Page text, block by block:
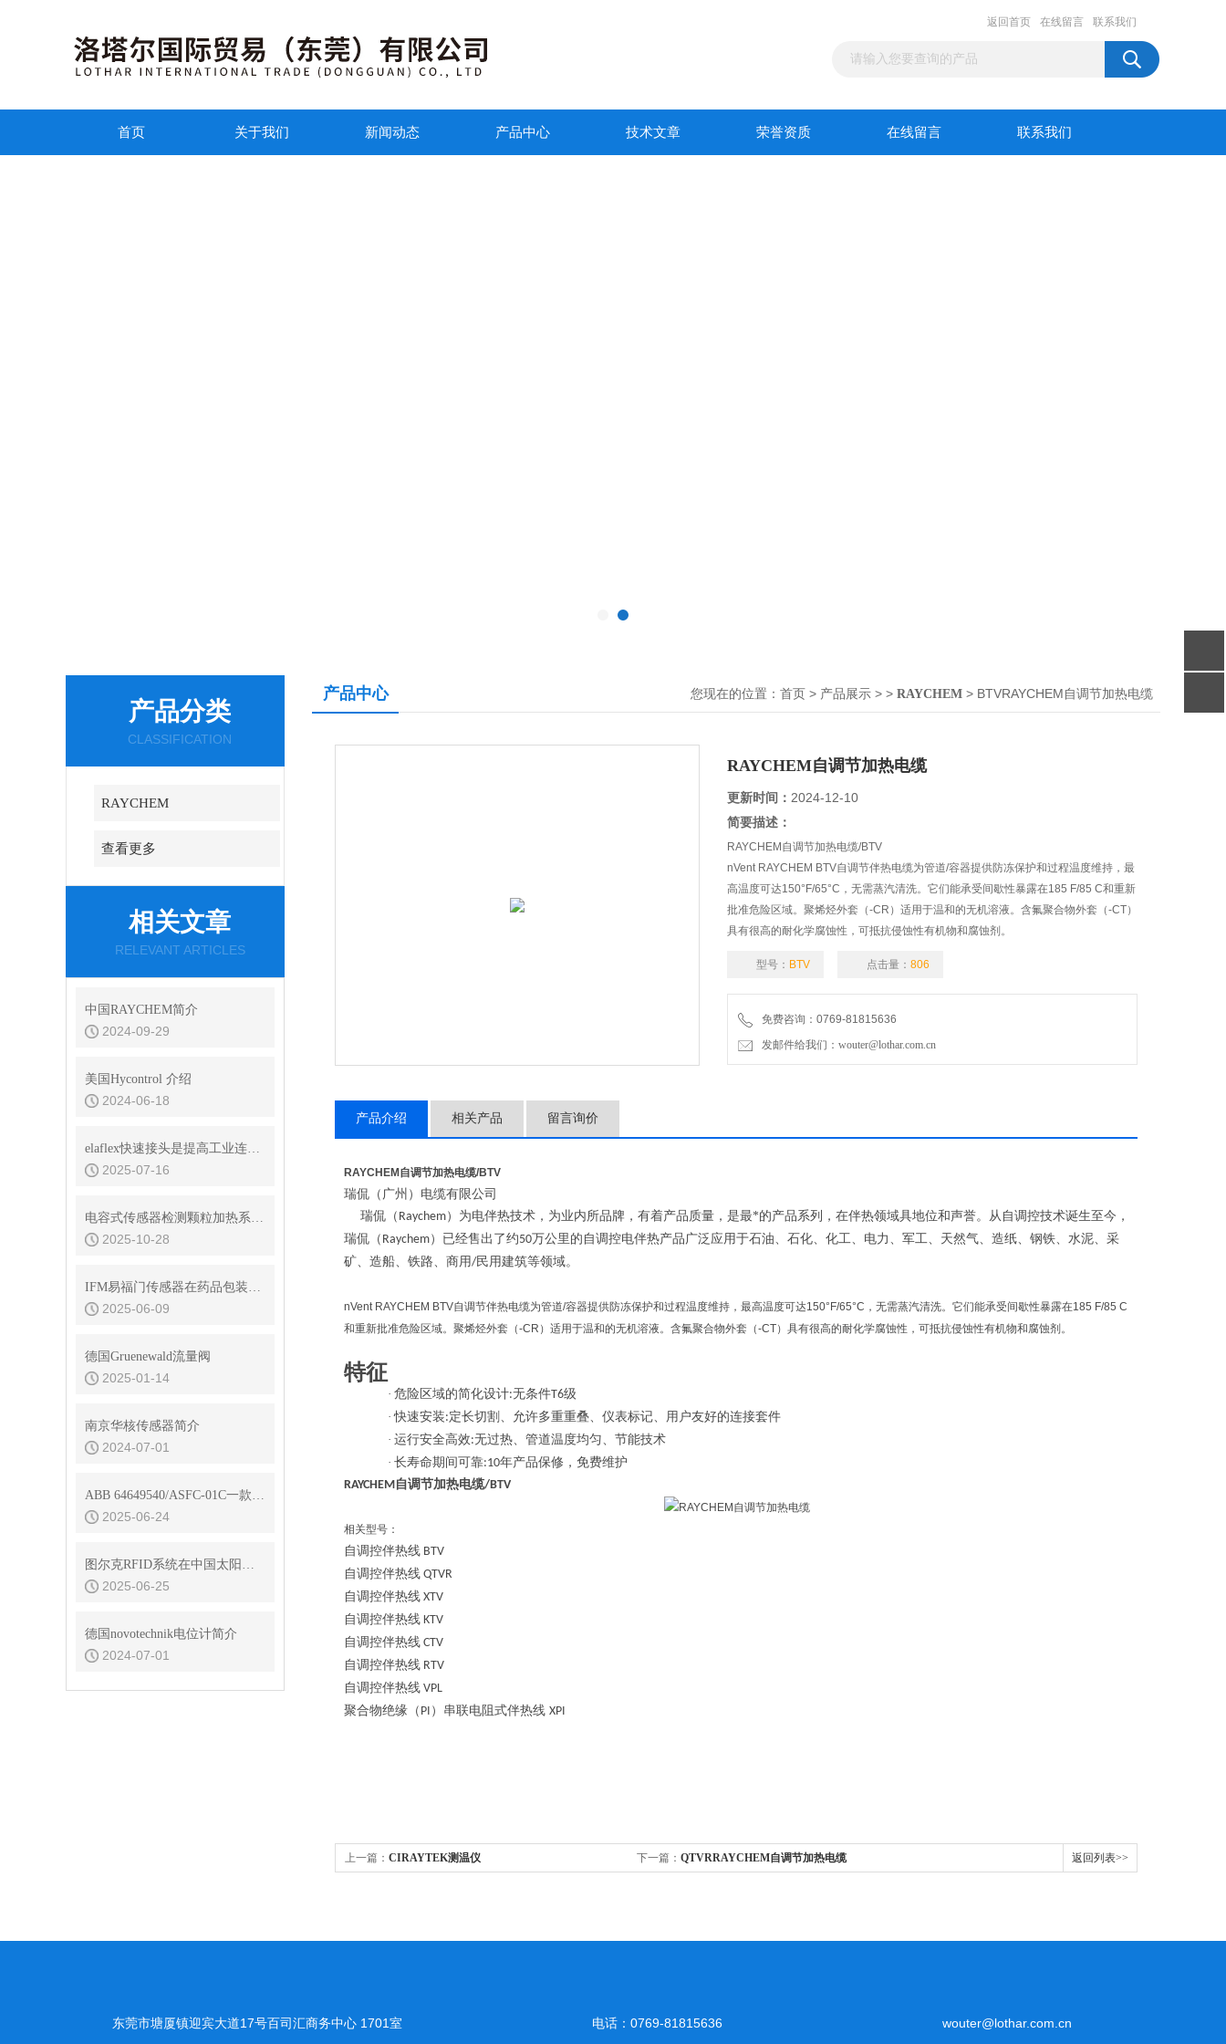
返回首页 在线留言 联系我们
首页 关于我们 新闻动态 产品中心 技术文章 荣誉资质 在线留言 联系我们
产品分类
CLASSIFICATION
RAYCHEM
查看更多
相关文章
RELEVANT ARTICLES
中国RAYCHEM简介
2024-09-29
美国Hycontrol 介绍
2024-06-18
elaflex快速接头是提高工业连接效率的关键
2025-07-16
电容式传感器检测颗粒加热系统中的点液
2025-10-28
IFM易福门传感器在药品包装机行业的应用
2025-06-09
德国Gruenewald流量阀
2025-01-14
南京华核传感器简介
2024-07-01
ABB 64649540/ASFC-01C一款功能*的开关熔丝控制器
2025-06-24
图尔克RFID系统在中国太阳能电池生产企业使用情况如何？
2025-06-25
德国novotechnik电位计简介
2024-07-01
产品中心 您现在的位置： 首页 > 产品展示 > > RAYCHEM > BTVRAYCHEM自调节加热电缆
RAYCHEM自调节加热电缆
更新时间： 2024-12-10
简要描述：
RAYCHEM自调节加热电缆/BTV
nVent RAYCHEM BTV自调节伴热电缆为管道/容器提供防冻保护和过程温度维持，最
高温度可达150°F/65°C，无需蒸汽清洗。它们能承受间歇性暴露在185 F/85 C和重新
批准危险区域。聚烯烃外套（-CR）适用于温和的无机溶液。含氟聚合物外套（-CT）
具有很高的耐化学腐蚀性，可抵抗侵蚀性有机物和腐蚀剂。
型号： BTV 点击量： 806
免费咨询：0769-81815636
发邮件给我们：wouter@lothar.com.cn
产品介绍 相关产品 留言询价
RAYCHEM自调节加热电缆/BTV
瑞侃（广州）电缆有限公司
瑞侃（ Raychem）为电伴热技术，为业内所品牌，有着产品质量，是最*的产品系列，在伴热领域具地位和声誉。从自调控技术诞生至今，
瑞侃（ Raychem）已经售出了约50万公里的自调控电伴热产品广泛应用于石油、石化、化工、电力、军工、天然气、造纸、钢铁、水泥、采
矿、造船、铁路、商用/民用建筑等领域。
nVent RAYCHEM BTV自调节伴热电缆为管道/容器提供防冻保护和过程温度维持，最高温度可达150°F/65°C，无需蒸汽清洗。它们能承受间歇性暴露在185 F/85 C
和重新批准危险区域。聚烯烃外套（-CR）适用于温和的无机溶液。含氟聚合物外套（-CT）具有很高的耐化学腐蚀性，可抵抗侵蚀性有机物和腐蚀剂。
特征
· 危险区域的简化设计:无条件T6级
·快速安装:定长切割、允许多重重叠、仪表标记、用户友好的连接套件
· 运行安全高效:无过热、管道温度均匀、节能技术
· 长寿命期间可靠:10年产品保修，免费维护
RAYCHEM自调节加热电缆/BTV
相关型号：
自调控伴热线 BTV
自调控伴热线 QTVR
自调控伴热线 XTV
自调控伴热线 KTV
自调控伴热线 CTV
自调控伴热线 RTV
自调控伴热线 VPL
聚合物绝缘（ PI ）串联电阻式伴热线 XPI
上一篇： CIRAYTEK测温仪 下一篇： QTVRRAYCHEM自调节加热电缆 返回列表>>
东莞市塘厦镇迎宾大道17号百司汇商务中心 1701室 电话：0769-81815636 wouter@lothar.com.cn